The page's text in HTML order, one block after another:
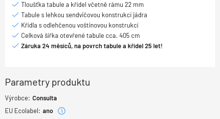
Tloušťka tabule a křídel včetně rámu 22 mm
Tabule s lehkou sendvičovou konstrukcí jádra
Křídla s odlehčenou voštinovou konstrukcí
Celková šířka otevřené tabule cca. 405 cm
Záruka 24 měsíců, na povrch tabule a křídel 25 let!
Parametry produktu
Výrobce: Consulta
EU Ecolabel: ano